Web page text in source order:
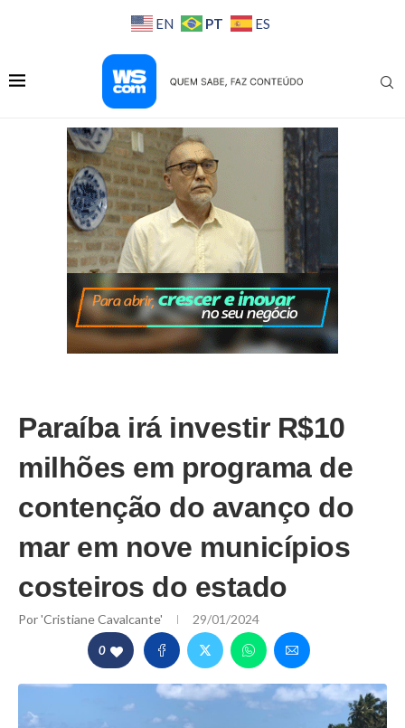
EN PT ES
Paraíba irá investir R$10
milhões em programa de
contenção do avanço do
mar em nove municípios
costeiros do estado
Por'Cristiane Cavalcante' 29/01/2024
0